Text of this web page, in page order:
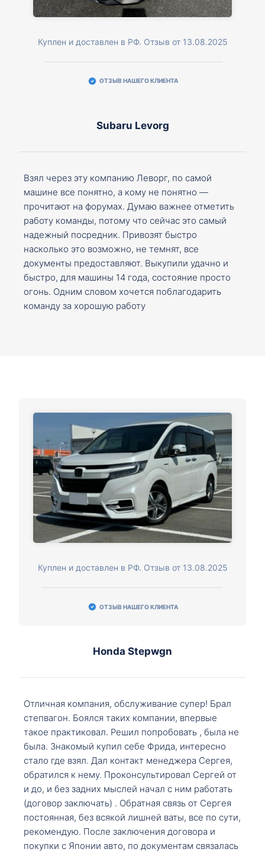
Куплен и доставлен в РФ. Отзыв от 13.08.2025
ОТЗЫВ НАШЕГО КЛИЕНТА
Subaru Levorg
Взял через эту компанию Леворг, по самой
машине все понятно, а кому не понятно —
прочитают на форумах. Думаю важнее отметить
работу команды, потому что сейчас это самый
надежный посредник. Привозят быстро
насколько это возможно, не темнят, все
документы предоставляют. Выкупили удачно и
быстро, для машины 14 года, состояние просто
огонь. Одним словом хочется поблагодарить
команду за хорошую работу
Куплен и доставлен в РФ. Отзыв от 13.08.2025
ОТЗЫВ НАШЕГО КЛИЕНТА
Honda Stepwgn
Отличная компания, обслуживание супер! Брал
степвагон. Боялся таких компании, впервые
такое практиковал. Решил попробовать , была не
была. Знакомый купил себе Фрида, интересно
стало где взял. Дал контакт менеджера Сергея,
обратился к нему. Проконсультировал Сергей от
и до, и без задних мыслей начал с ним работать
(договор заключать) . Обратная связь от Сергея
постоянная, без всякой лишней ваты, все по сути,
рекомендую. После заключения договора и
покупки с Японии авто, по документам связалась